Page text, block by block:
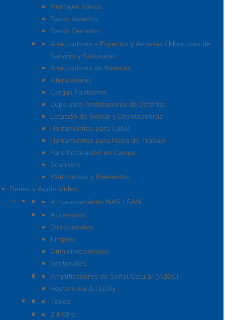
Montajes Varios
Racks Abiertos
Racks Cerrados
Equipo de Laboratorio
Analizadores – Espectro y Antenas / Monitores de
Servicio y Softwares
Analizadores de Baterías
Atenuadores
Cargas Fantasma
Cups para Analizadores de Baterías
Estación de Soldar y Desoldadoras
Herramientas para Cable
Herramientas para Mesa de Trabajo
Para Instalación en Campo
Scanners
Wattmetros y Elementos
Redes y Audio-Video
Almacenamiento NAS / SAN y Servidores
Almacenamiento NAS / SAN
Antenas
Accesorios
Direccionales
Jumpers
Omnidireccionales
Sectoriales
Cobertura para Celular 4G LTE, 3G y Voz
Amplificadores de Señal Celular (AdSC)
Routers 4G (LTE)/3G
Enlaces de Backhaul
Todos
Enlaces PtP y PtMP
2.4 GHz